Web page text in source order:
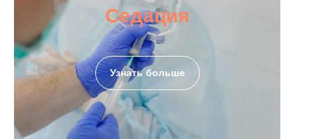
Седация
Узнать больше